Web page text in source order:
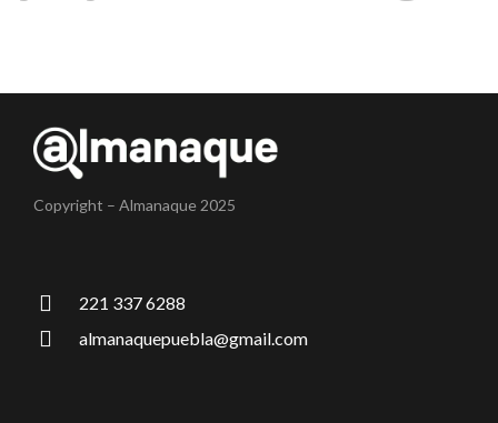
Copyright – Almanaque 2025
221 337 6288
almanaquepuebla@gmail.com